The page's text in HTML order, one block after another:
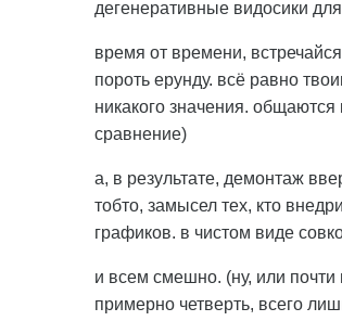
дегенеративные видосики для
время от времени,
пороть ерунду. всё равно
никакого значения. общаются
сравнение)
а, в результате, демонтаж
тобто, замысел тех, кто
графиков. в чистом виде
и всем смешно. (ну, или почти
примерно четверть, всего